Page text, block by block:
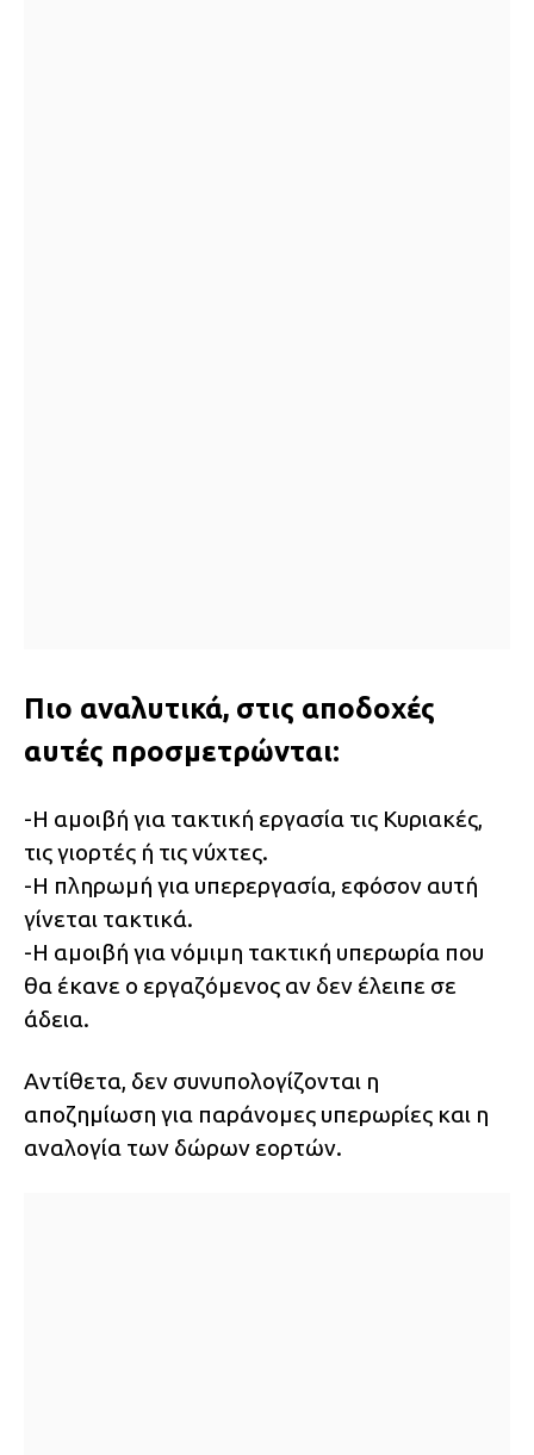
Πιο αναλυτικά, στις αποδοχές
αυτές προσμετρώνται:
-Η αμοιβή για τακτική εργασία τις Κυριακές,
τις γιορτές ή τις νύχτες.
-Η πληρωμή για υπερεργασία, εφόσον αυτή
γίνεται τακτικά.
-Η αμοιβή για νόμιμη τακτική υπερωρία που
θα έκανε ο εργαζόμενος αν δεν έλειπε σε
άδεια.
Αντίθετα, δεν συνυπολογίζονται η
αποζημίωση για παράνομες υπερωρίες και η
αναλογία των δώρων εορτών.